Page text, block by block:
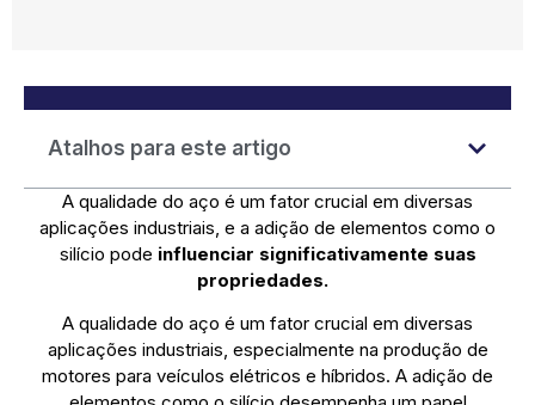
Atalhos para este artigo
A qualidade do aço é um fator crucial em diversas
aplicações industriais, e a adição de elementos como o
silício pode influenciar significativamente suas
propriedades.
A qualidade do aço é um fator crucial em diversas
aplicações industriais, especialmente na produção de
motores para veículos elétricos e híbridos. A adição de